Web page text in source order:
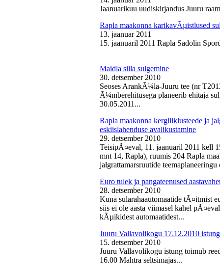
Jaanuarikuu uudiskirjandus Juuru
Rapla maakonna karikavÃµistlused
13. jaanuar 2011
15. jaanuaril 2011 Rapla Sadolin
Maidla silla sulgemine
30. detsember 2010
Seoses ArankÃ¼la-Juuru tee (nr
Ã¼mberehitusega planeerib ehitaja
30.05.2011...
Rapla maakonna kergliiklusteede ja
eskiislahenduse avalikustamine
29. detsember 2010
TeisipÃ¤eval, 11. jaanuaril 2011 kell
mnt 14, Rapla), ruumis 204 Rapla
jalgrattamarsruutide
Euro tulek ja pangateenused
28. detsember 2010
Kuna sularahaautomaatide tÃ¤itmist
siis ei ole aasta viimasel kahel
kÃµikidest automaatidest...
Juuru Vallavolikogu 17.12.2010 istung
15. detsember 2010
Juuru Vallavolikogu istung toimub
16.00 Mahtra seltsimajas...